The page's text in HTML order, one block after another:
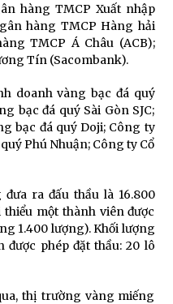
hàng TMCP Xuất nhập
hàng TMCP Hàng hải
TMCP Á Châu (ACB);
Tín (Sacombank).
doanh vàng bạc đá quý
bạc đá quý Sài Gòn SJC;
bạc đá quý Doji; Công ty
Phú Nhuận; Công ty Cổ
ra đấu thầu là 16.800
một thành viên được
1.400 lượng). Khối lượng
được phép đặt thầu: 20 lô
thị trường vàng miếng